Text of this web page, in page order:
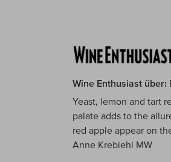
Wine Enthusiast über:
Yeast, lemon and tart
palate adds to the
red apple appear on
Anne Krebiehl MW